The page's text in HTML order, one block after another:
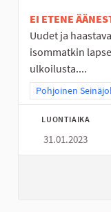
EI ETENE
Uudet ja
isommatkin
ulkoilusta....
Rajaa tulokset
Pohjoinen
LUONTIAIKA
31.01.2023